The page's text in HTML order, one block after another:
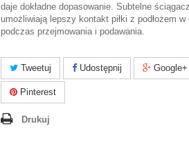
daje dokładne dopasowanie. Subtelne
umożliwiają lepszy kontakt piłki z podłożem
podczas przejmowania i podawania.
Tweetuj Udostępnij Google+
Pinterest
Drukuj